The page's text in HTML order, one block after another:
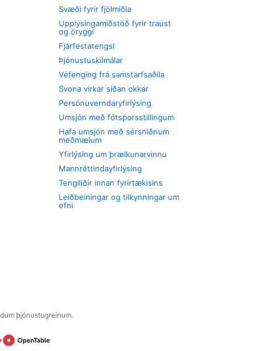
Svæði fyrir fjölmiðla
Upplýsingamiðstöð fyrir traust
og öryggi
Fjárfestatengsl
Þjónustuskilmálar
Véfenging frá samstarfsaðila
Svona virkar síðan okkar
Persónuverndaryfirlýsing
Umsjón með fótsporsstillingum
Hafa umsjón með sérsniðnum
meðmælum
Yfirlýsing um þrælkunarvinnu
Mannréttindayfirlýsing
Tengiliðir innan fyrirtækisins
Leiðbeiningar og tilkynningar um
efni
þjónustugreinum.